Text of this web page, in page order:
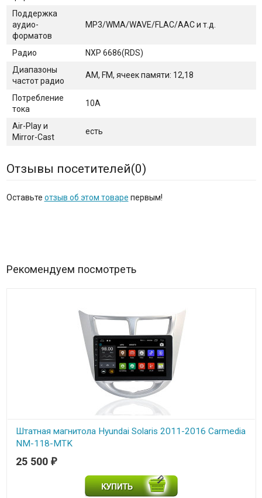
Поддержка
аудио-
форматов
MP3/WMA/WAVE/FLAC/AAC и т.д.
Радио
NXP 6686(RDS)
Диапазоны
частот радио
AM, FM, ячеек памяти: 12,18
Потребление
тока
10А
Air-Play и
Mirror-Cast
есть
Отзывы посетителей(0)
Оставьте отзыв об этом товаре первым!
Рекомендуем посмотреть
Штатная магнитола Hyundai Solaris 2011-2016 Carmedia
NM-118-MTK
В наличии
Carmedia NM-118-MTK - Штатная магнитола Hyundai Solaris 2011-
25 500 ₽